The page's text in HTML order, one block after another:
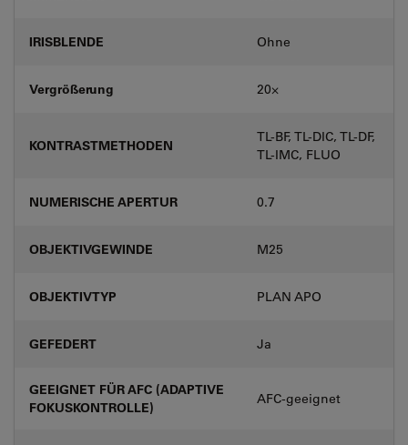
IRISBLENDE Ohne
Vergrößerung 20⨉
KONTRASTMETHODEN
TL-BF, TL-DIC, TL-DF,
TL-IMC, FLUO
NUMERISCHE APERTUR 0.7
OBJEKTIVGEWINDE M25
OBJEKTIVTYP PLAN APO
GEFEDERT Ja
GEEIGNET FÜR AFC (ADAPTIVE
FOKUSKONTROLLE)
AFC-geeignet